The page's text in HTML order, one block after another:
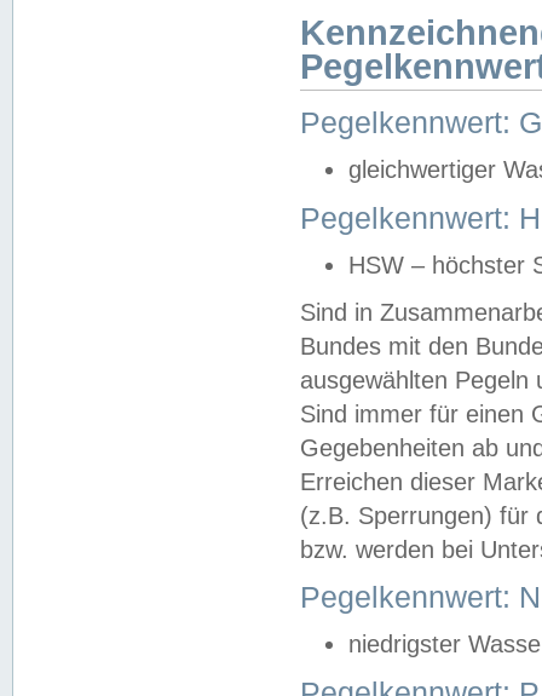
Pegelkennwert:
gleichwertiger
Pegelkennwert:
HSW – höchster
Sind in
Bundes mit den
ausgewählten
Sind immer für einen
Gegebenheiten ab
Erreichen dieser
(z.B. Sperrungen) für
bzw. werden bei
Pegelkennwert:
niedrigster